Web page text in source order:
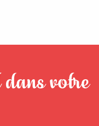
votre